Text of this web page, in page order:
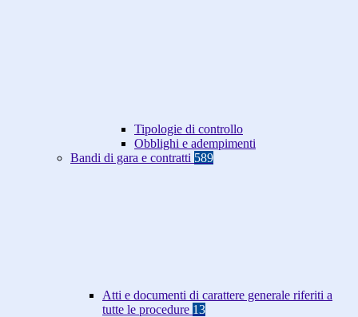
Tipologie di controllo
Obblighi e adempimenti
Bandi di gara e contratti 589
Atti e documenti di carattere generale riferiti a
tutte le procedure 13